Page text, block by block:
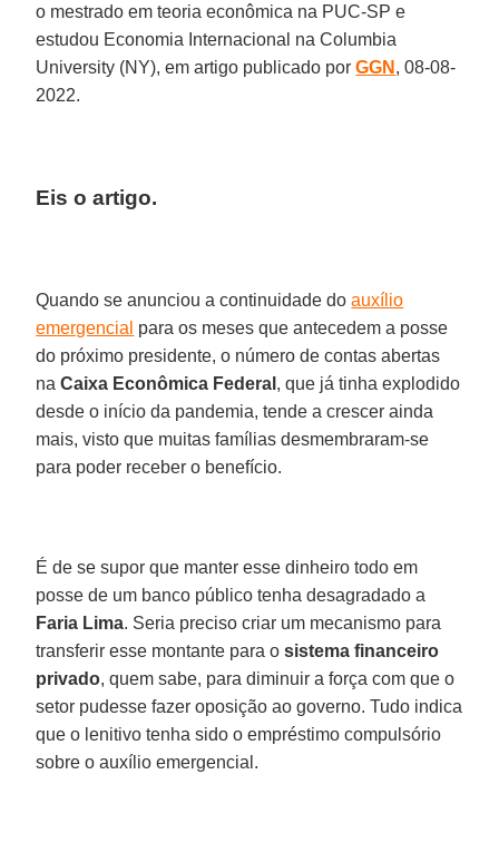
o mestrado em teoria econômica na PUC-SP e
estudou Economia Internacional na Columbia
University (NY), em artigo publicado porGGN , 08-08-
2022.
Eis o artigo.
Quando se anunciou a continuidade doauxílio
emergencial para os meses que antecedem a posse
do próximo presidente, o número de contas abertas
naCaixa Econômica Federal , que já tinha explodido
desde o início da pandemia, tende a crescer ainda
mais, visto que muitas famílias desmembraram-se
para poder receber o benefício.
É de se supor que manter esse dinheiro todo em
posse de um banco público tenha desagradado a
Faria Lima. Seria preciso criar um mecanismo para
transferir esse montante para osistema financeiro
privado, quem sabe, para diminuir a força com que o
setor pudesse fazer oposição ao governo. Tudo indica
que o lenitivo tenha sido o empréstimo compulsório
sobre o auxílio emergencial.